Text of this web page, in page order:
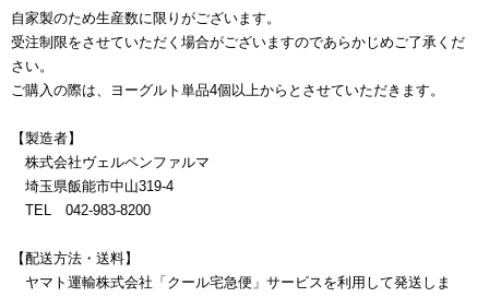
自家製のため生産数に限りがございます。
受注制限をさせていただく場合がございますのであらかじめご了承くだ
さい。
ご購入の際は、ヨーグルト単品4個以上からとさせていただきます。
【製造者】
株式会社ヴェルペンファルマ
埼玉県飯能市中山319-4
TEL 042-983-8200
【配送方法・送料】
ヤマト運輸株式会社「クール宅急便」サービスを利用して発送しま